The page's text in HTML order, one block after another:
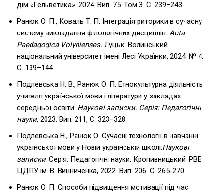
дім «Гельветика». 2024. Вип. 75. Том 3. C. 239–243.
Ранюк О. П., Коваль Т. П. Інтеграція риторики в сучасну
систему викладання філологічних дисциплін. Acta
Paedagogica Volynienses. Луцьк: Волинський
національний університет імені Лесі Українки, 2024. № 4.
С. 139–144.
Подлевська Н. В., Ранюк О. П. Етнокультурна діяльність
учителя української мови і літератури у закладах
середньої освіти. Наукові записки. Серія: Педагогічні
науки, 2023. Вип. 211, С. 323–328.
Подлевська Н., Ранюк О. Сучасні технології в навчанні
української мови у Новій українській школі.Наукові
записки. Серія: Педагогічні науки. Кропивницький: РВВ
ЦДПУ ім. В. Винниченка, 2022. Вип. 206. С. 265-270.
Ранюк О. П. Способи підвищення мотивації під час